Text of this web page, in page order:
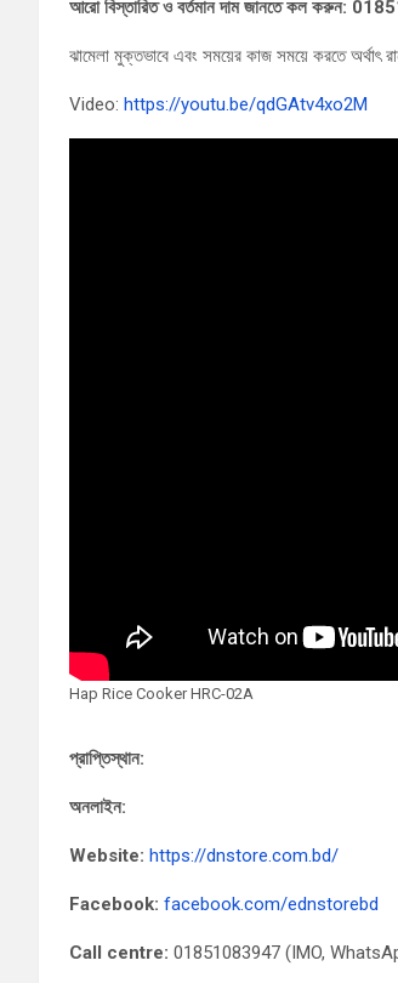
আরো বিস্তারিত ও বর্তমান দাম জানতে কল করুন:
ঝামেলা মুক্তভাবে এবং সময়ের কাজ সময়ে করতে অর্থাৎ
Video: https://youtu.be/qdGAtv4xo2M
Hap Rice Cooker HRC-02A
প্রাপ্তিস্থান:
অনলাইন:
Website: https://dnstore.com.bd/
Facebook: facebook.com/ednstorebd
Call centre: 01851083947 (IMO,